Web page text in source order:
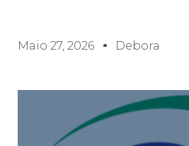
Maio 27, 2026 Debora